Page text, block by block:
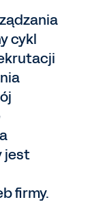
cykl
jest
firmy.